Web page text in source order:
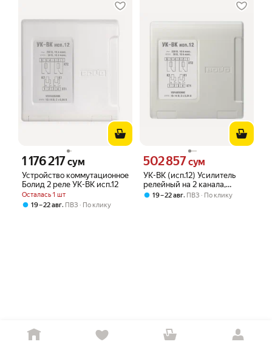
Устройство коммутационное
Болид 2 реле УК-ВК исп.12
Осталась 1 шт
Цена 1176217 сум вместо
1 176 217сум
19 – 22 авг, ПВЗ По клику
УК-ВК (исп.12) Усилитель
релейный на 2 канала,
входное напряжение 12В,
Цена 502857 сум вместо
502 857сум
19 – 22 авг, ПВЗ По клику